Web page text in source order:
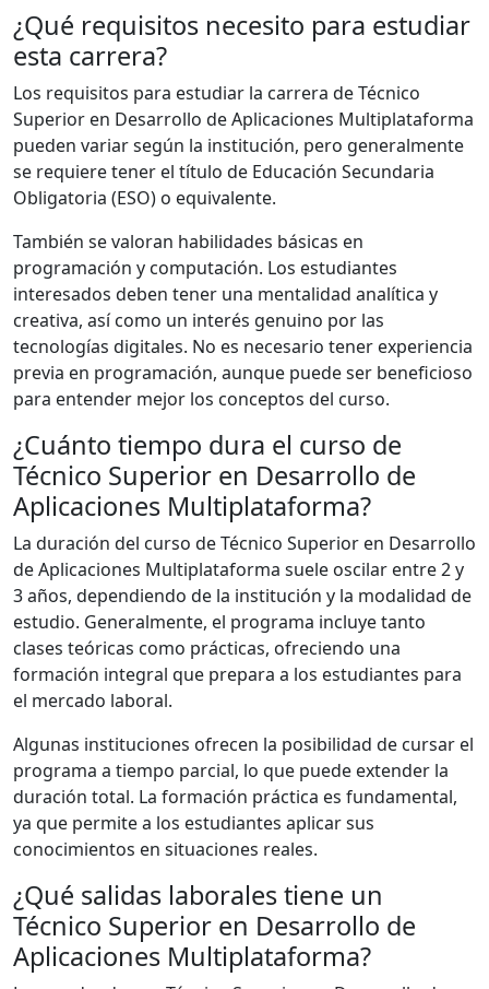
¿Qué requisitos necesito para estudiar
esta carrera?
Los requisitos para estudiar la carrera de Técnico
Superior en Desarrollo de Aplicaciones Multiplataforma
pueden variar según la institución, pero generalmente
se requiere tener el título de Educación Secundaria
Obligatoria (ESO) o equivalente.
También se valoran habilidades básicas en
programación y computación. Los estudiantes
interesados deben tener una mentalidad analítica y
creativa, así como un interés genuino por las
tecnologías digitales. No es necesario tener experiencia
previa en programación, aunque puede ser beneficioso
para entender mejor los conceptos del curso.
¿Cuánto tiempo dura el curso de
Técnico Superior en Desarrollo de
Aplicaciones Multiplataforma?
La duración del curso de Técnico Superior en Desarrollo
de Aplicaciones Multiplataforma suele oscilar entre 2 y
3 años, dependiendo de la institución y la modalidad de
estudio. Generalmente, el programa incluye tanto
clases teóricas como prácticas, ofreciendo una
formación integral que prepara a los estudiantes para
el mercado laboral.
Algunas instituciones ofrecen la posibilidad de cursar el
programa a tiempo parcial, lo que puede extender la
duración total. La formación práctica es fundamental,
ya que permite a los estudiantes aplicar sus
conocimientos en situaciones reales.
¿Qué salidas laborales tiene un
Técnico Superior en Desarrollo de
Aplicaciones Multiplataforma?